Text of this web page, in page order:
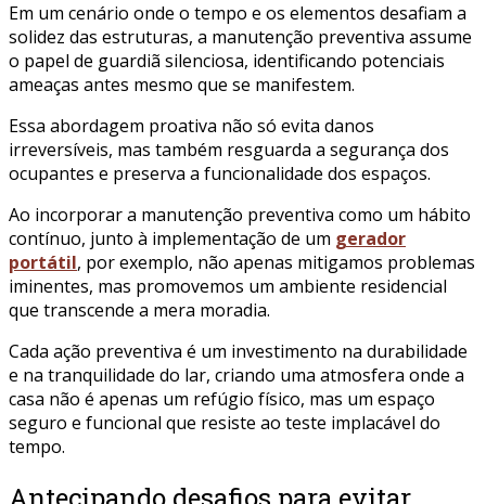
Em um cenário onde o tempo e os elementos desafiam a
solidez das estruturas, a manutenção preventiva assume
o papel de guardiã silenciosa, identificando potenciais
ameaças antes mesmo que se manifestem.
Essa abordagem proativa não só evita danos
irreversíveis, mas também resguarda a segurança dos
ocupantes e preserva a funcionalidade dos espaços.
Ao incorporar a manutenção preventiva como um hábito
contínuo, junto à implementação de um gerador
portátil, por exemplo, não apenas mitigamos problemas
iminentes, mas promovemos um ambiente residencial
que transcende a mera moradia.
Cada ação preventiva é um investimento na durabilidade
e na tranquilidade do lar, criando uma atmosfera onde a
casa não é apenas um refúgio físico, mas um espaço
seguro e funcional que resiste ao teste implacável do
tempo.